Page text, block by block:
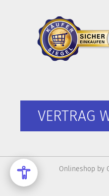
VERTRAG
Onlineshop by